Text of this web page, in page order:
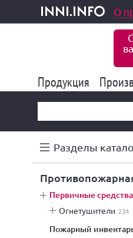
inni.info
и услуги О
Продукция 177
Разделы
первичные
огнетушители 234
пожарный